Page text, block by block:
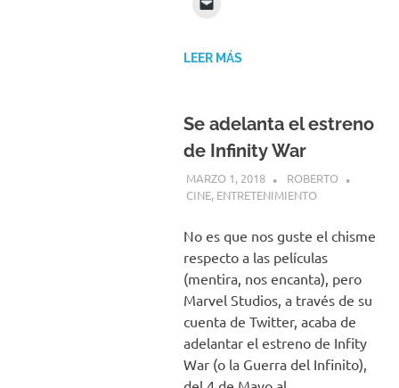
LEER MÁS
Se adelanta el estreno
de Infinity War
MARZO 1, 2018
ROBERTO
CINE, ENTRETENIMIENTO
No es que nos guste el chisme
respecto a las películas
(mentira, nos encanta), pero
Marvel Studios, a través de su
cuenta de Twitter, acaba de
adelantar el estreno de Infity
War (o la Guerra del Infinito),